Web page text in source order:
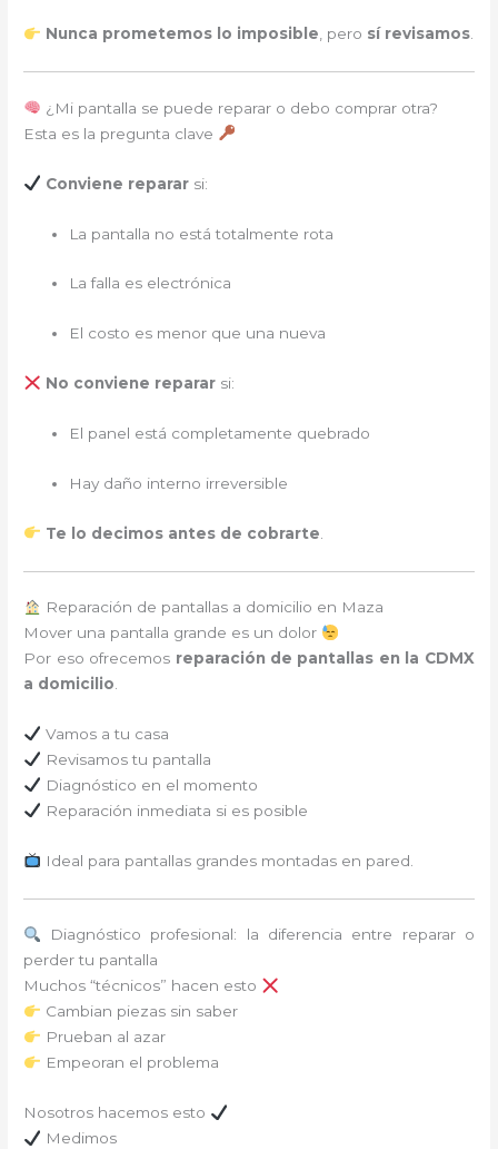
Nunca prometemos lo imposible, pero sí revisamos.
¿Mi pantalla se puede reparar o debo comprar otra?
Esta es la pregunta clave
Conviene repararsi:
La pantalla no está totalmente rota
La falla es electrónica
El costo es menor que una nueva
No conviene repararsi:
El panel está completamente quebrado
Hay daño interno irreversible
Te lo decimos antes de cobrarte
Reparación de pantallas a domicilio en Maza
Mover una pantalla grande es un dolor
Por eso ofrecemos reparación de pantallas en la CDMX
a domicilio
Vamos a tu casa
Revisamos tu pantalla
Diagnóstico en el momento
Reparación inmediata si es posible
Ideal para pantallas grandes montadas en pared.
Diagnóstico profesional: la diferencia entre reparar o
perder tu pantalla
Muchos “técnicos” hacen esto
Cambian piezas sin saber
Prueban al azar
Empeoran el problema
Nosotros hacemos esto
Medimos